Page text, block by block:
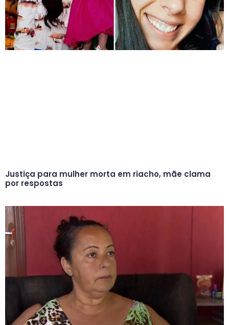
Justiça para mulher morta em riacho, mãe clama
por respostas